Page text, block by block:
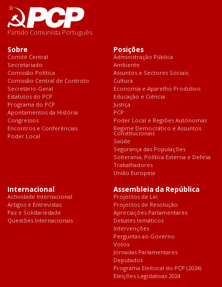
Partido Comunista Português
Sobre
Comité Central
Secretariado
Comissão Política
Comissão Central de Controlo
Secretário-Geral
Estatutos do PCP
Programa do PCP
Apontamentos da História
Congressos
Encontros e Conferências
Poder Local
Posições
Administração Pública
Ambiente
Assuntos e Sectores Sociais
Cultura
Economia e Aparelho Produtivo
Educação e Ciência
Justiça
PCP
Poder Local e Regiões Autónomas
Regime Democrático e Assuntos
Constitucionais
Saúde
Segurança das Populações
Soberania, Política Externa e Defesa
Trabalhadores
União Europeia
Internacional
Actividade Internacional
Artigos e Entrevistas
Paz e Solidariedade
Questões Internacionais
Assembleia da República
Projectos de Lei
Projectos de Resolução
Apreciações Parlamentares
Debates temáticos
Intervenções
Perguntas ao Governo
Votos
Jornadas Parlamentares
Deputados
Programa Eleitoral do PCP (2024)
Eleições Legislativas 2024